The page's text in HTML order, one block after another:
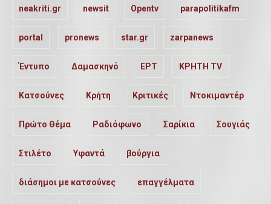
neakriti.gr newsit Opentv parapolitikafm
portal pronews star.gr zarpanews
Έντυπο Δαμασκηνό ΕΡΤ ΚΡΗΤΗ TV
Κατσούνες Κρήτη Κριτικές Ντοκιμαντέρ
Πρώτο Θέμα Ραδιόφωνο Σαρίκια Σουγιάς
Στιλέτο Υφαντά βούργια
διάσημοι με κατσούνες επαγγέλματα